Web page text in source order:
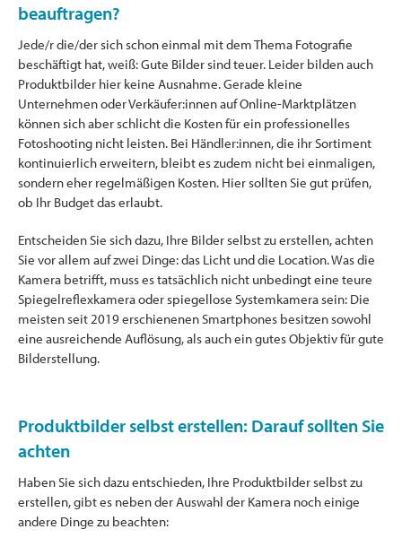
beauftragen?
Jede/r die/der sich schon einmal mit dem Thema Fotografie
beschäftigt hat, weiß: Gute Bilder sind teuer. Leider bilden auch
Produktbilder hier keine Ausnahme. Gerade kleine
Unternehmen oder Verkäufer:innen auf Online-Marktplätzen
können sich aber schlicht die Kosten für ein professionelles
Fotoshooting nicht leisten. Bei Händler:innen, die ihr Sortiment
kontinuierlich erweitern, bleibt es zudem nicht bei einmaligen,
sondern eher regelmäßigen Kosten. Hier sollten Sie gut prüfen,
ob Ihr Budget das erlaubt.
Entscheiden Sie sich dazu, Ihre Bilder selbst zu erstellen, achten
Sie vor allem auf zwei Dinge: das Licht und die Location. Was die
Kamera betrifft, muss es tatsächlich nicht unbedingt eine teure
Spiegelreflexkamera oder spiegellose Systemkamera sein: Die
meisten seit 2019 erschienenen Smartphones besitzen sowohl
eine ausreichende Auflösung, als auch ein gutes Objektiv für gute
Bilderstellung.
Produktbilder selbst erstellen: Darauf sollten Sie
achten
Haben Sie sich dazu entschieden, Ihre Produktbilder selbst zu
erstellen, gibt es neben der Auswahl der Kamera noch einige
andere Dinge zu beachten: